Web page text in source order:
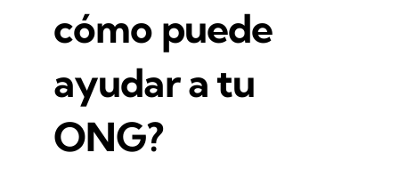
cómo puede
ayudar a tu
ONG?